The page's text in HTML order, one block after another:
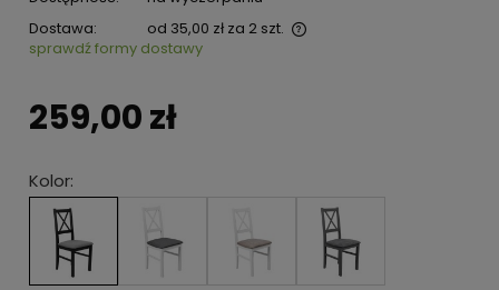
Dostawa:
od 35,00 zł za 2 szt.
sprawdź formy dostawy
259,00 zł
Kolor: